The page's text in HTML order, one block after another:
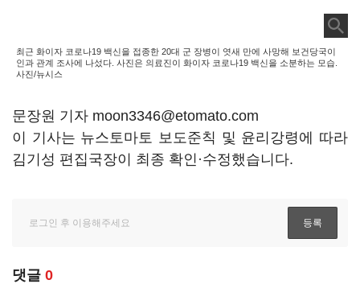
최근 화이자 코로나19 백신을 접종한 20대 군 장병이 엿새 만에 사망해 보건당국이
인과 관계 조사에 나섰다. 사진은 의료진이 화이자 코로나19 백신을 소분하는 모습.
사진/뉴시스
문장원 기자 moon3346@etomato.com
이 기사는 뉴스토마토 보도준칙 및 윤리강령에 따라
김기성 편집국장이 최종 확인·수정했습니다.
댓글 0